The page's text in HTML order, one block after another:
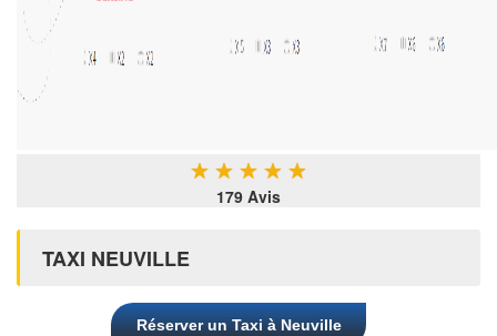
★ ★ ★ ★ ★
179 Avis
TAXI NEUVILLE
Réserver un Taxi à Neuville